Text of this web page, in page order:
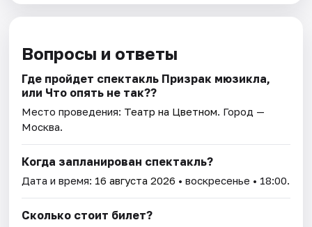
Вопросы и ответы
Где пройдет спектакль Призрак мюзикла,
или Что опять не так??
Место проведения: Театр на Цветном. Город —
Москва.
Когда запланирован спектакль?
Дата и время: 16 августа 2026 • воскресенье • 18:00.
Сколько стоит билет?